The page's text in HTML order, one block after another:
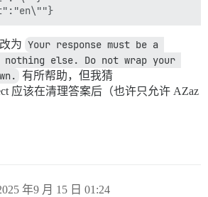
为 Your response must be a
nothing else. Do not wrap your
有所帮助，但我猜
应该在清理答案后（也许只允许 AZaz
年9 月 15 日 01:24